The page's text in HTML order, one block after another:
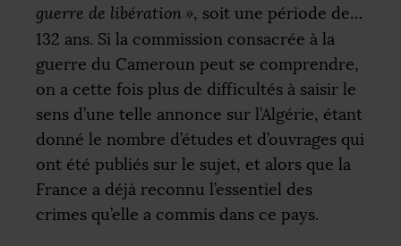
guerre de libération », soit une période de…
132 ans. Si la commission consacrée à la
guerre du Cameroun peut se comprendre,
on a cette fois plus de difficultés à saisir le
sens d’une telle annonce sur l’Algérie, étant
donné le nombre d’études et d’ouvrages qui
ont été publiés sur le sujet, et alors que la
France a déjà reconnu l’essentiel des
crimes qu’elle a commis dans ce pays.